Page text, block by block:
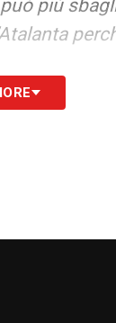
più
le sue